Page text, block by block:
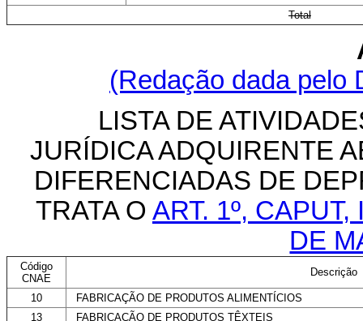
Total
(Redação dada pelo
LISTA DE
JURÍDICA ADQUIRENTE
DIFERENCIADAS DE
TRATA O ART. 1º,
DE
Código
CNAE
Descrição
10
FABRICAÇÃO DE PRODUTOS ALIMENTÍCIOS
13
FABRICAÇÃO DE PRODUTOS TÊXTEIS